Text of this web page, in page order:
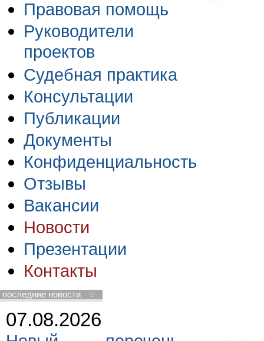
Правовая помощь
Руководители
проектов
Судебная практика
Консультации
Публикации
Документы
Конфиденциальность
Отзывы
Вакансии
Новости
Презентации
Контакты
последние новости
07.08.2026